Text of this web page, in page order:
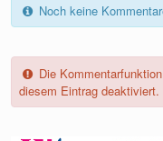
Noch keine
Die
diesem Eintrag deaktiviert.